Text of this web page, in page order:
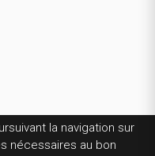
la navigation sur
nécessaires au bon